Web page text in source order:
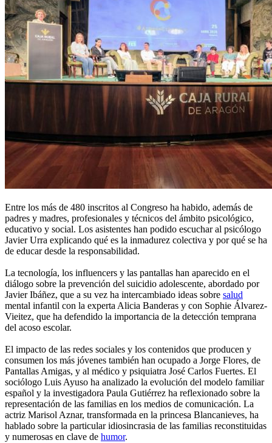
Entre los más de 480 inscritos al Congreso ha habido, además de
padres y madres, profesionales y técnicos del ámbito psicológico,
educativo y social. Los asistentes han podido escuchar al psicólogo
Javier Urra explicando qué es la inmadurez colectiva y por qué se ha
de educar desde la responsabilidad.
La tecnología, los influencers y las pantallas han aparecido en el
diálogo sobre la prevención del suicidio adolescente, abordado por
Javier Ibáñez, que a su vez ha intercambiado ideas sobre salud
mental infantil con la experta Alicia Banderas y con Sophie Álvarez-
Vieitez, que ha defendido la importancia de la detección temprana
del acoso escolar.
El impacto de las redes sociales y los contenidos que producen y
consumen los más jóvenes también han ocupado a Jorge Flores, de
Pantallas Amigas, y al médico y psiquiatra José Carlos Fuertes. El
sociólogo Luis Ayuso ha analizado la evolución del modelo familiar
español y la investigadora Paula Gutiérrez ha reflexionado sobre la
representación de las familias en los medios de comunicación. La
actriz Marisol Aznar, transformada en la princesa Blancanieves, ha
hablado sobre la particular idiosincrasia de las familias reconstituidas
y numerosas en clave de humor.